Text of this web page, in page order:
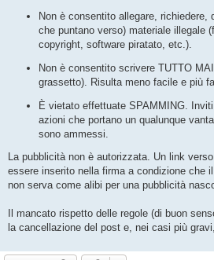
Non è consentito allegare, richiedere,
che puntano verso) materiale illegale
copyright, software piratato, etc.).
Non è consentito scrivere TUTTO
grassetto). Risulta meno facile e più
È vietato effettuate SPAMMING.
azioni che portano un qualunque
sono ammessi.
La pubblicità non è autorizzata. Un link
essere inserito nella firma a condizione che
non serva come alibi per una pubblicità
Il mancato rispetto delle regole (di buon
la cancellazione del post e, nei casi più